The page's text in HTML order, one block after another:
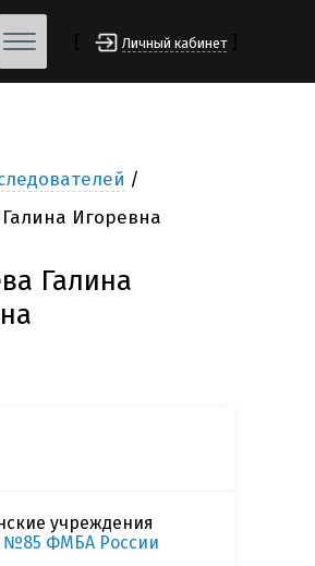
Личный кабинет
Игоревна
Галина
учреждения
№85 ФМБА России